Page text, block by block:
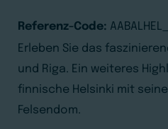
Ab
Referenz-Code:
Erleben Sie das
und Riga. Ein weiteres
finnische Helsinki mit
Felsendom.